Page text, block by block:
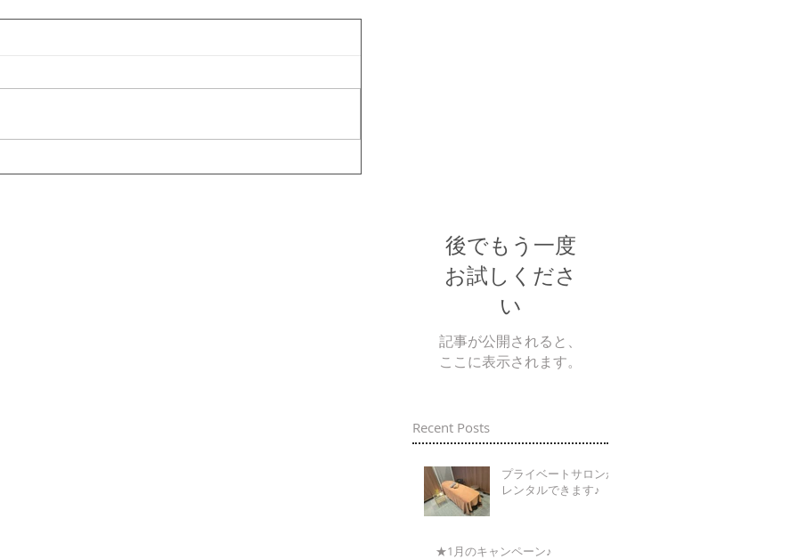
後でもう一度
お試しくださ
い
記事が公開されると、
ここに表示されます。
Recent Posts
プライベートサロンが
レンタルできます♪
★1月のキャンペーン♪